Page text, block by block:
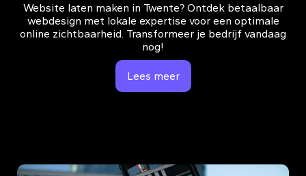
Website laten maken in Twente? Ontdek betaalbaar
webdesign met lokale expertise voor een optimale
online zichtbaarheid. Transformeer je bedrijf vandaag
nog!
Lees meer